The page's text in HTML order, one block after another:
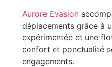
Aurore Evasion
déplacements grâce à
expérimentée et une
confort et ponctualité
engagements.